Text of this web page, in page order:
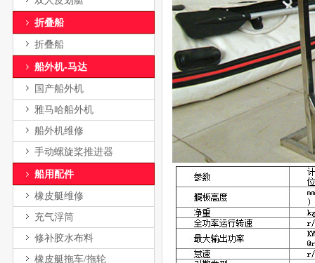
折叠船
折叠船
船外机-马达
国产船外机
雅马哈船外机
船外机维修
手动螺旋桨推进器
船用配件
橡皮艇维修
充气浮筒
修补胶水布料
橡皮艇拖车/拖轮